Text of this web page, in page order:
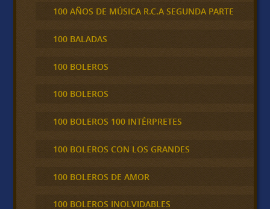
100 AÑOS DE MÚSICA R.C.A SEGUNDA PARTE
100 BALADAS
100 BOLEROS
100 BOLEROS
100 BOLEROS 100 INTÉRPRETES
100 BOLEROS CON LOS GRANDES
100 BOLEROS DE AMOR
100 BOLEROS INOLVIDABLES